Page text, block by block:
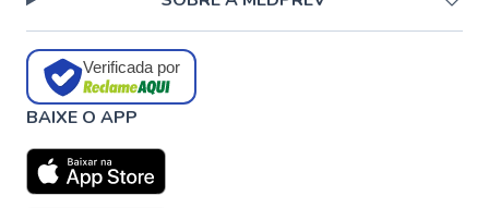
Verificada por
BAIXE O APP